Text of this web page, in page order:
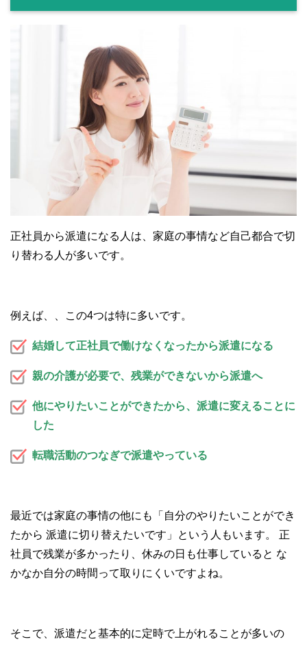
正社員から派遣になる人は、家庭の事情など自己都合で切
り替わる人が多いです。
例えば、、この4つは特に多いです。
結婚して正社員で働けなくなったから派遣になる
親の介護が必要で、残業ができないから派遣へ
他にやりたいことができたから、派遣に変えることに
した
転職活動のつなぎで派遣やっている
最近では家庭の事情の他にも「自分のやりたいことができ
たから 派遣に切り替えたいです」という人もいます。
正
社員で残業が多かったり、休みの日も仕事していると な
かなか自分の時間って取りにくいですよね。
そこで、派遣だと基本的に定時で上がれることが多いの